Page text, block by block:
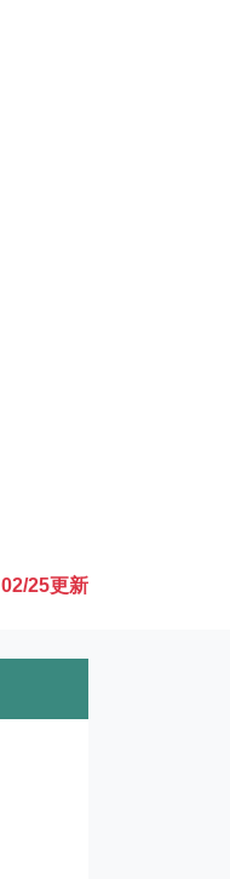
02/25更新